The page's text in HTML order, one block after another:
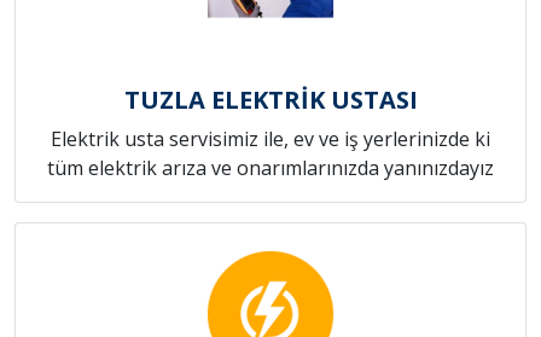
TUZLA ELEKTRİK USTASI
Elektrik usta servisimiz ile, ev ve iş yerlerinizde ki
tüm elektrik arıza ve onarımlarınızda yanınızdayız